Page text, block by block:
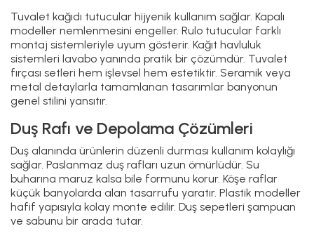
Tuvalet kağıdı tutucular hijyenik kullanım sağlar. Kapalı
modeller nemlenmesini engeller. Rulo tutucular farklı
montaj sistemleriyle uyum gösterir. Kağıt havluluk
sistemleri lavabo yanında pratik bir çözümdür. Tuvalet
fırçası setleri hem işlevsel hem estetiktir. Seramik veya
metal detaylarla tamamlanan tasarımlar banyonun
genel stilini yansıtır.
Duş Rafı ve Depolama Çözümleri
Duş alanında ürünlerin düzenli durması kullanım kolaylığı
sağlar. Paslanmaz duş rafları uzun ömürlüdür. Su
buharına maruz kalsa bile formunu korur. Köşe raflar
küçük banyolarda alan tasarrufu yaratır. Plastik modeller
hafif yapısıyla kolay monte edilir. Duş sepetleri şampuan
ve sabunu bir arada tutar.